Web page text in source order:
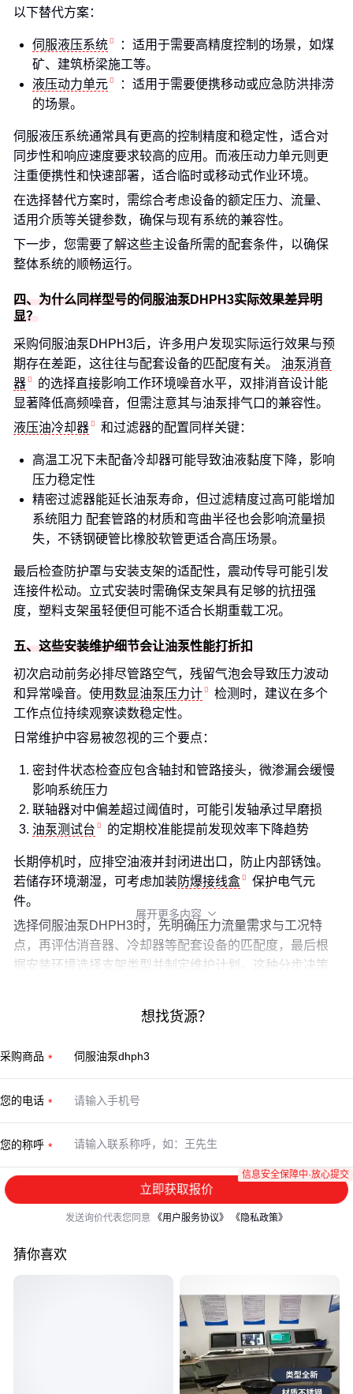
以下替代方案：
伺服液压系统
：适用于需要高精度控制的场景，如煤
矿、建筑桥梁施工等。
液压动力单元
：适用于需要便携移动或应急防洪排涝
的场景。
伺服液压系统通常具有更高的控制精度和稳定性，适合对
同步性和响应速度要求较高的应用。而液压动力单元则更
注重便携性和快速部署，适合临时或移动式作业环境。
在选择替代方案时，需综合考虑设备的额定压力、流量、
适用介质等关键参数，确保与现有系统的兼容性。
下一步，您需要了解这些主设备所需的配套条件，以确保
整体系统的顺畅运行。
四、为什么同样型号的伺服油泵DHPH3实际效果差异明
显？
采购伺服油泵DHPH3后，许多用户发现实际运行效果与预
期存在差距，这往往与配套设备的匹配度有关。 油泵消音
器
的选择直接影响工作环境噪音水平，双排消音设计能
显著降低高频噪音，但需注意其与油泵排气口的兼容性。
液压油冷却器
和过滤器的配置同样关键：
高温工况下未配备冷却器可能导致油液黏度下降，影响
压力稳定性
精密过滤器能延长油泵寿命，但过滤精度过高可能增加
系统阻力 配套管路的材质和弯曲半径也会影响流量损
失，不锈钢硬管比橡胶软管更适合高压场景。
最后检查防护罩与安装支架的适配性，震动传导可能引发
连接件松动。立式安装时需确保支架具有足够的抗扭强
度，塑料支架虽轻便但可能不适合长期重载工况。
五、这些安装维护细节会让油泵性能打折扣
初次启动前务必排尽管路空气，残留气泡会导致压力波动
和异常噪音。使用数显油泵压力计
检测时，建议在多个
工作点位持续观察读数稳定性。
日常维护中容易被忽视的三个要点：
密封件状态检查应包含轴封和管路接头，微渗漏会缓慢
影响系统压力
联轴器对中偏差超过阈值时，可能引发轴承过早磨损
油泵测试台
的定期校准能提前发现效率下降趋势
长期停机时，应排空油液并封闭进出口，防止内部锈蚀。
若储存环境潮湿，可考虑加装防爆接线盒
保护电气元
件。
选择伺服油泵DHPH3时，先明确压力流量需求与工况特
点，再评估消音器、冷却器等配套设备的匹配度，最后根
据安装环境选择支架类型并制定维护计划。这种分步决策
展开更多内容 
想找货源？
采购商品
您的电话
您的称呼
立即获取报价
信息安全保障中·放心提交
发送询价代表您同意 《用户服务协议》 《隐私政策》
猜你喜欢